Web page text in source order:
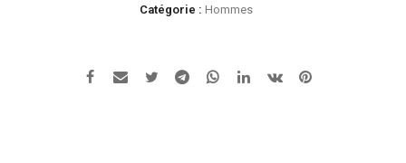
Catégorie : Hommes